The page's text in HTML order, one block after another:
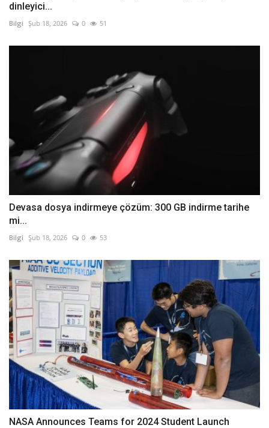
dinleyici...
Bilgi Şub 18, 2026 0 51
Devasa dosya indirmeye çözüm: 300 GB indirme tarihe
mi...
Bilgi Şub 18, 2026 0 53
NASA Announces Teams for 2024 Student Launch